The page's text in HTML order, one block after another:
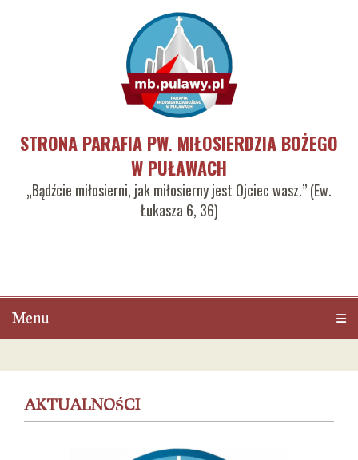
STRONA PARAFIA PW. MIŁOSIERDZIA BOŻEGO
W PUŁAWACH
„Bądźcie miłosierni, jak miłosierny jest Ojciec wasz.” (Ew.
Łukasza 6, 36)
Menu
AKTUALNOŚCI